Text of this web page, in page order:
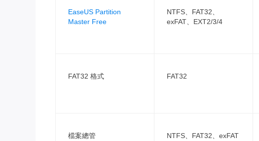
EaseUS Partition
Master Free
NTFS、FAT32、
exFAT、EXT2/3/4
FAT32 格式 FAT32
檔案總管 NTFS、FAT32、exFAT